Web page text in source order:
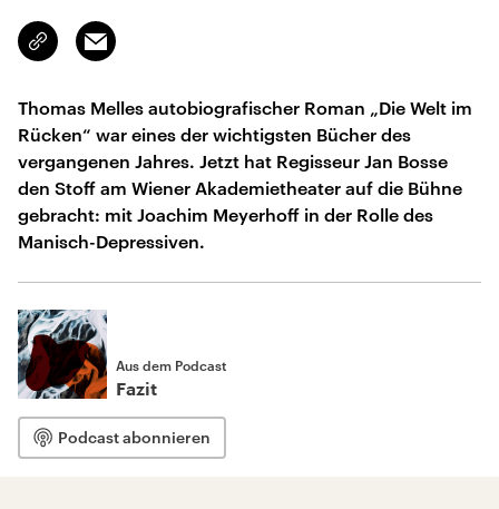
Link
kopieren/teilen
Email
Thomas Melles autobiografischer Roman „Die Welt im
Rücken“ war eines der wichtigsten Bücher des
vergangenen Jahres. Jetzt hat Regisseur Jan Bosse
den Stoff am Wiener Akademietheater auf die Bühne
gebracht: mit Joachim Meyerhoff in der Rolle des
Manisch-Depressiven.
Aus dem Podcast
Fazit
Podcast abonnieren